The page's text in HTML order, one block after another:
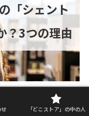
「シェント
？3つの理由
せ 「どこストア」の中の人